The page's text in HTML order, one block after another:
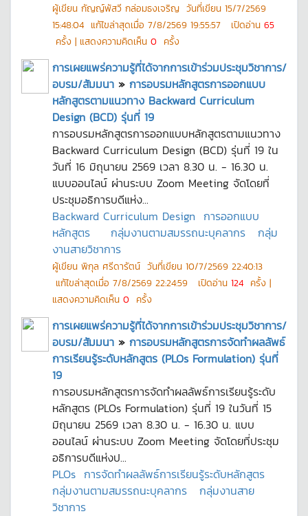
ผู้เขียน กัญญ์พัสวี กล่อมธงเจริญ วันที่เขียน 15/7/2569
15:48:04 แก้ไขล่าสุดเมื่อ 7/8/2569 19:55:57 เปิดอ่าน 65
ครั้ง | แสดงความคิดเห็น 0 ครั้ง
การเผยแพร่ความรู้ที่ได้จากการเข้าร่วมประชุมวิชาการ/
อบรม/สัมมนา » การอบรมหลักสูตรการออกแบบ
หลักสูตรตามแนวทาง Backward Curriculum
Design (BCD) รุ่นที่ 19
การอบรมหลักสูตรการออกแบบหลักสูตรตามแนวทาง
Backward Curriculum Design (BCD) รุ่นที่ 19 ใน
วันที่ 16 มิถุนายน 2569 เวลา 8.30 น. - 16.30 น.
แบบออนไลน์ ผ่านระบบ Zoom Meeting จัดโดยที่
ประชุมอธิการบดีแห่ง...
Backward Curriculum Design การออกแบบ
หลักสูตร
กลุ่มงานตามสมรรถนะบุคลากร
กลุ่ม
งานสายวิชาการ
ผู้เขียน พิกุล ศรีดารัตน์ วันที่เขียน 10/7/2569 22:40:13
แก้ไขล่าสุดเมื่อ 7/8/2569 22:24:59 เปิดอ่าน 124 ครั้ง |
แสดงความคิดเห็น 0 ครั้ง
การเผยแพร่ความรู้ที่ได้จากการเข้าร่วมประชุมวิชาการ/
อบรม/สัมมนา » การอบรมหลักสูตรการจัดทำผลลัพธ์
การเรียนรู้ระดับหลักสูตร (PLOs Formulation) รุ่นที่
19
การอบรมหลักสูตรการจัดทำผลลัพธ์การเรียนรู้ระดับ
หลักสูตร (PLOs Formulation) รุ่นที่ 19 ในวันที่ 15
มิถุนายน 2569 เวลา 8.30 น. - 16.30 น. แบบ
ออนไลน์ ผ่านระบบ Zoom Meeting จัดโดยที่ประชุม
อธิการบดีแห่งป...
PLOs การจัดทำผลลัพธ์การเรียนรู้ระดับหลักสูตร
กลุ่มงานตามสมรรถนะบุคลากร
กลุ่มงานสาย
วิชาการ